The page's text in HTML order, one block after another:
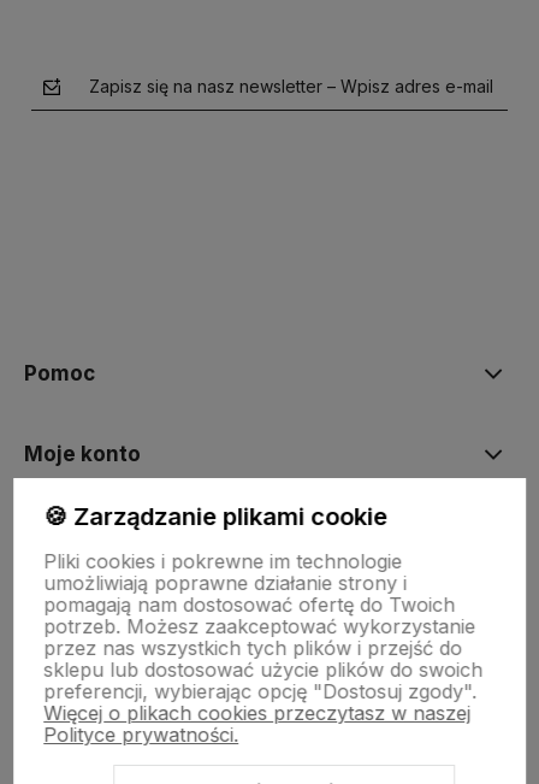
Zapisz się na nasz newsletter – Wpisz adres e-mail
Pomoc
Moje konto
Płatności i dostawa
Informacje
O nas
🍪 Zarządzanie plikami cookie
Pliki cookies i pokrewne im technologie
umożliwiają poprawne działanie strony i
pomagają nam dostosować ofertę do Twoich
potrzeb. Możesz zaakceptować wykorzystanie
przez nas wszystkich tych plików i przejść do
sklepu lub dostosować użycie plików do swoich
preferencji, wybierając opcję "Dostosuj zgody".
Więcej o plikach cookies przeczytasz w naszej
Polityce prywatności.